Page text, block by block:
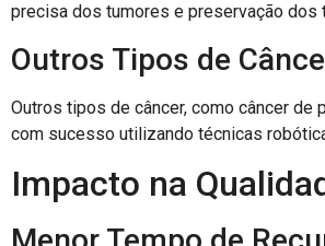
precisa dos tumores e preservação dos
Outros Tipos de
Outros tipos de câncer, como câncer de
com sucesso utilizando técnicas
Impacto na